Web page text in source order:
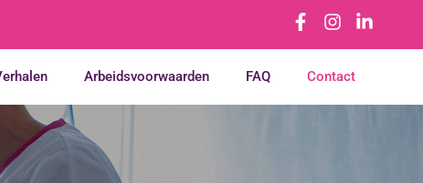
Arbeidsvoorwaarden FAQ Contact